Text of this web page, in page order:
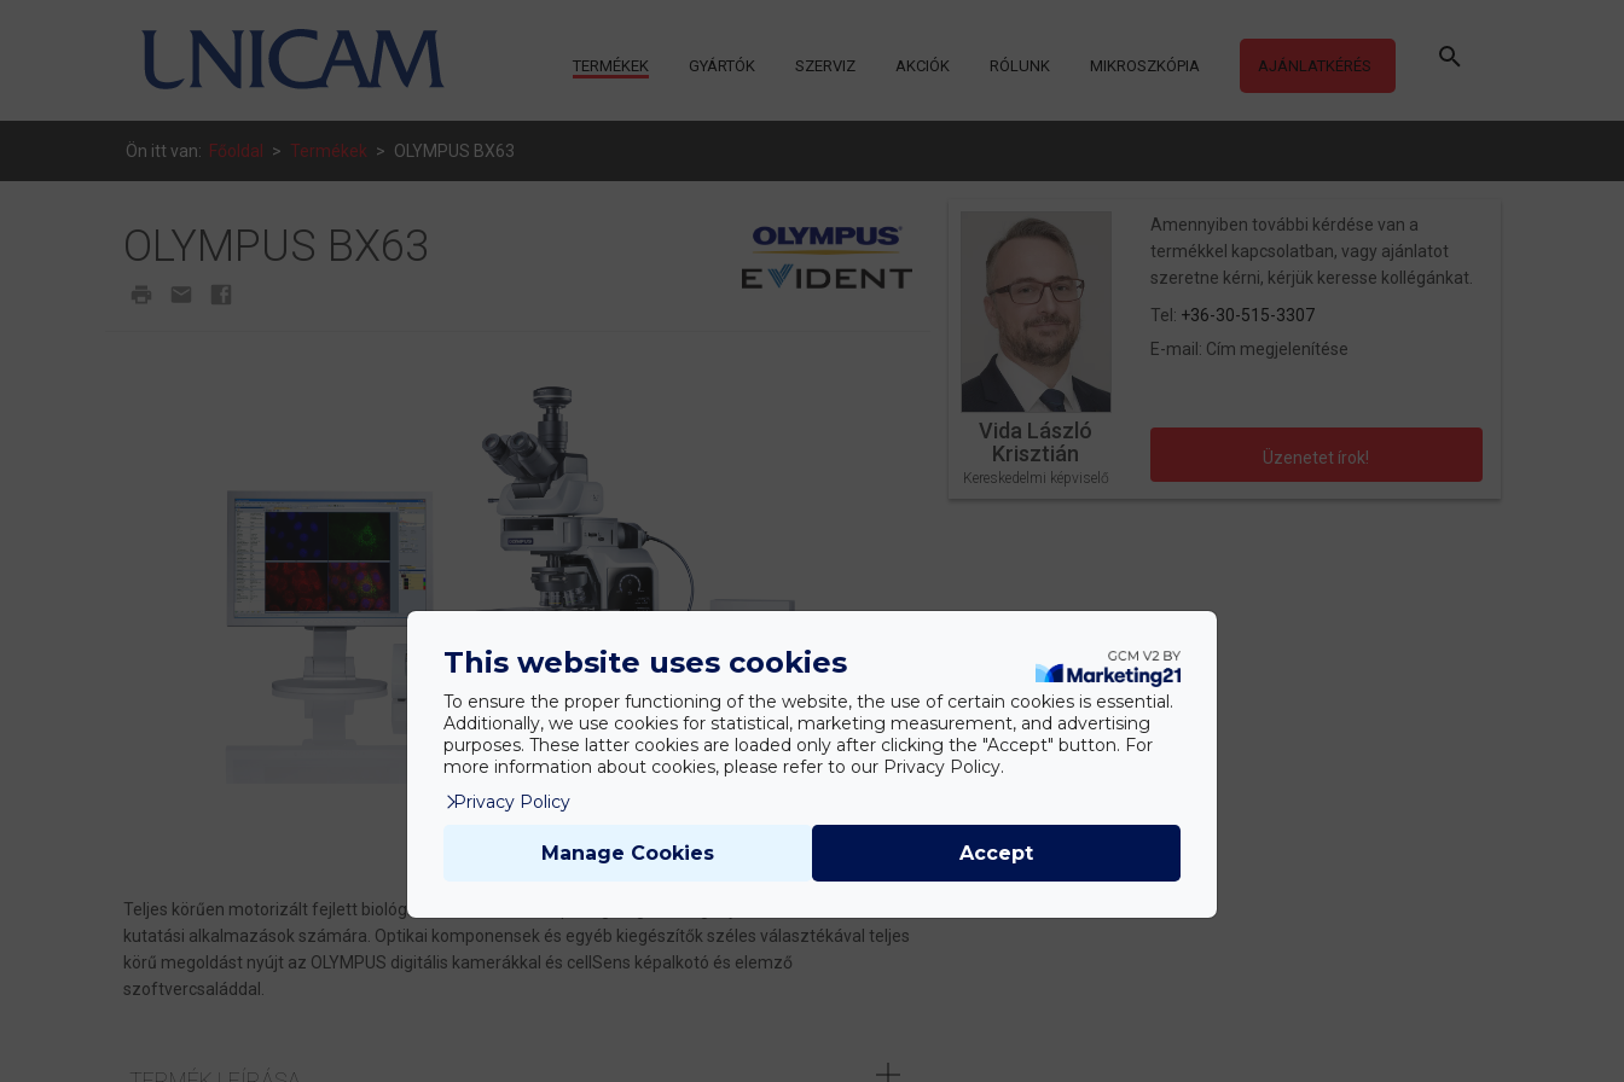
TERMÉKEK GYÁRTÓK SZERVIZ AKCIÓK RÓLUNK MIKROSZKÓPIA AJÁNLATKÉRÉS
Ön itt van: Főoldal > Termékek > OLYMPUS BX63
OLYMPUS BX63
Teljes körűen motorizált fejlett biológiai kutató mikroszkóp a legmagasabb igényeket támasztó
kutatási alkalmazások számára. Optikai komponensek és egyéb kiegészítők széles választékával teljes
körű megoldást nyújt az OLYMPUS digitális kamerákkal és cellSens képalkotó és elemző
szoftvercsaláddal.
Vida László
Krisztián
Kereskedelmi képviselő
Amennyiben további kérdése van a
termékkel kapcsolatban, vagy ajánlatot
szeretne kérni, kérjük keresse kollégánkat.
Tel: +36-30-515-3307
E-mail: Cím megjelenítése
Üzenetet írok!
This website uses cookies
To ensure the proper functioning of the website, the use of certain cookies is essential.
Additionally, we use cookies for statistical, marketing measurement, and advertising
purposes. These latter cookies are loaded only after clicking the "Accept" button. For
more information about cookies, please refer to our Privacy Policy.
Privacy Policy
Manage Cookies Accept